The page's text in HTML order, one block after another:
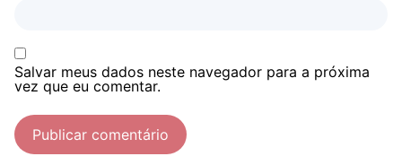
Salvar meus dados neste navegador para a próxima
vez que eu comentar.